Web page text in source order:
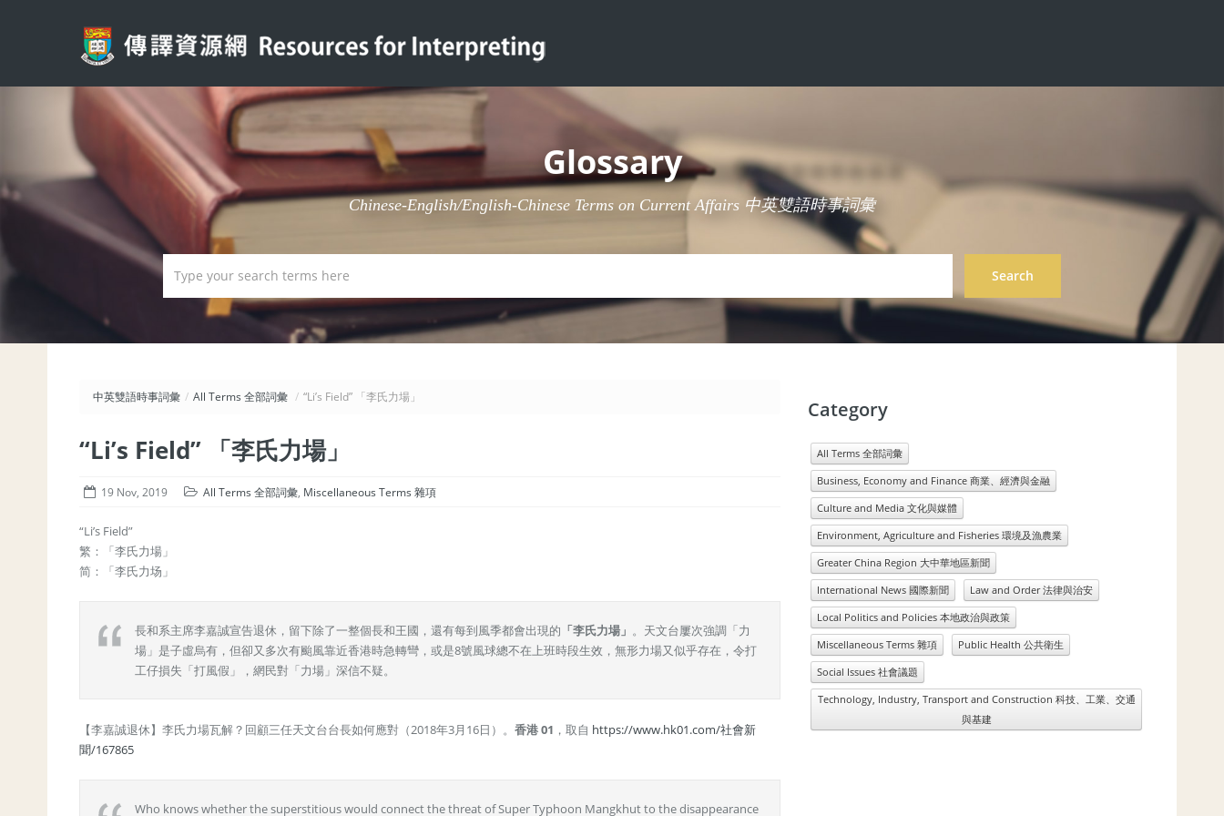
Glossary
Chinese-English/English-Chinese Terms on Current Affairs 中英雙語時事詞彙
中英雙語時事詞彙 / All Terms 全部詞彙 / “Li’s Field” 「李氏力場」
“Li’s Field” 「李氏力場」
19 Nov, 2019 All Terms 全部詞彙, Miscellaneous Terms 雜項
“Li’s Field”
繁：「李氏力場」
简：「李氏力场」
長和系主席李嘉誠宣告退休，留下除了一整個長和王國，還有每到風季都會出現的 「李氏力場」 。天文台屢次強調「力
場」是子虛烏有，但卻又多次有颱風靠近香港時急轉彎，或是8號風球總不在上班時段生效，無形力場又似乎存在，令打
工仔損失「打風假」，網民對「力場」深信不疑。
【李嘉誠退休】李氏力場瓦解？回顧三任天文台台長如何應對（2018年3月16日）。 香港 01 ，取自 https://www.hk01.com/社會新
聞/167865
Who knows whether the superstitious would connect the threat of Super Typhoon Mangkhut to the disappearance
Category
All Terms 全部詞彙
Business, Economy and Finance 商業、經濟與金融
Culture and Media 文化與媒體
Environment, Agriculture and Fisheries 環境及漁農業
Greater China Region 大中華地區新聞
International News 國際新聞
Law and Order 法律與治安
Local Politics and Policies 本地政治與政策
Miscellaneous Terms 雜項
Public Health 公共衛生
Social Issues 社會議題
Technology, Industry, Transport and Construction 科技、工業、交通
與基建